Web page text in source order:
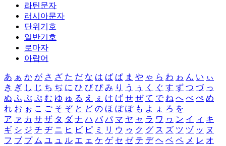
라틴문자
러시아문자
단위기호
일반기호
로마자
아랍어
あ ぁ か が さ ざ た だ な は ば ぱ ま や ゃ ら わ ゎ ん い ぃ
き ぎ し じ ち ぢ に ひ び ぴ み り う ぅ く ぐ す ず つ づ っ
ぬ ふ ぶ ぷ む ゆ ゅ る え ぇ け げ せ ぜ て で ね へ べ ぺ め
れ お ぉ こ ご そ ぞ と ど の ほ ぼ ぽ も よ ょ ろ を
ア ァ カ サ ザ タ ダ ナ ハ バ パ マ ヤ ャ ラ ワ ヮ ン イ ィ キ
ギ シ ジ チ ヂ ニ ヒ ビ ピ ミ リ ウ ゥ ク グ ス ズ ツ ヅ ッ ヌ
フ ブ プ ム ユ ュ ル エ ェ ケ ゲ セ ゼ テ デ ヘ ベ ペ メ レ オ